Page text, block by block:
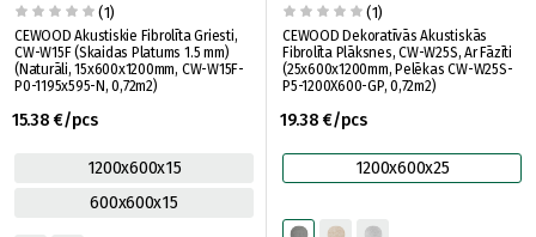
(1)
CEWOOD Akustiskie Fibrolīta Griesti,
CW-W15F (Skaidas Platums 1.5 mm)
(Naturāli, 15x600x1200mm, CW-W15F-
P0-1195x595-N, 0,72m2)
15.38 €/pcs
1200x600x15
600x600x15
(1)
CEWOOD Dekoratīvās Akustiskās
Fibrolīta Plāksnes, CW-W25S, Ar Fāzīti
(25x600x1200mm, Pelēkas CW-W25S-
P5-1200X600-GP, 0,72m2)
19.38 €/pcs
1200x600x25